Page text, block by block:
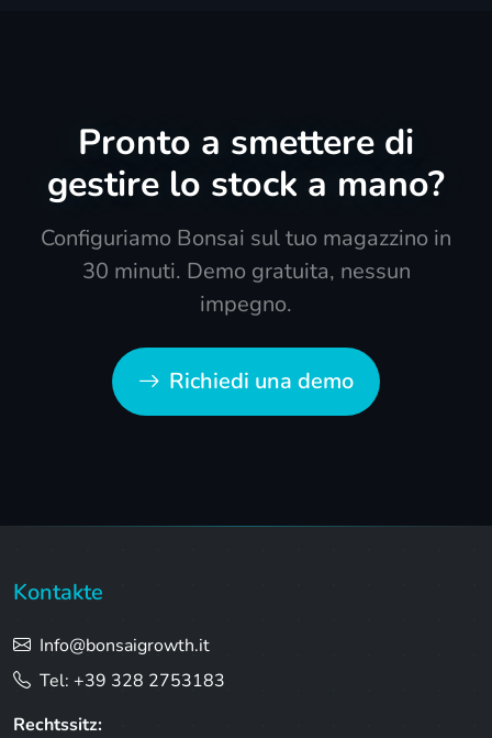
Pronto a smettere di
gestire lo stock a mano?
Configuriamo Bonsai sul tuo magazzino in
30 minuti. Demo gratuita, nessun
impegno.
Richiedi una demo
Kontakte
Info@bonsaigrowth.it
Tel: +39 328 2753183
Rechtssitz: